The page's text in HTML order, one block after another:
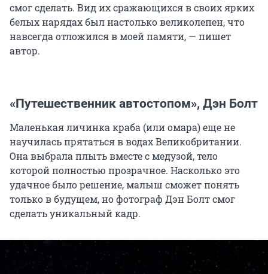
смог сделать. Вид их сражающихся в своих ярких
белых нарядах был настолько великолепен, что
навсегда отложился в моей памяти, — пишет
автор.
«Путешественник автостопом», Дэн Болт
Маленькая личинка краба (или омара) еще не
научилась прятаться в водах Великобритании.
Она выбрала плыть вместе с медузой, тело
которой полностью прозрачное. Насколько это
удачное было решение, малыш сможет понять
только в будущем, но фотограф Дэн Болт смог
сделать уникальный кадр.